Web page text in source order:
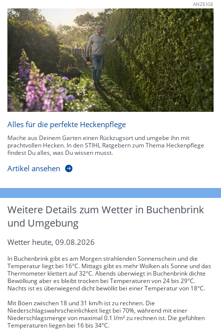
ANZEIGE
Alles für die perfekte Heckenpflege
Mache aus Deinem Garten einen Rückzugsort und umgebe ihn mit
prachtvollen Hecken. In den STIHL Ratgebern zum Thema Heckenpflege
findest Du alles, was Du wissen musst.
Artikel ansehen
Weitere Details zum Wetter in Buchenbrink
und Umgebung
Wetter heute, 09.08.2026
In Buchenbrink gibt es am Morgen strahlenden Sonnenschein und die
Temperatur liegt bei 16°C. Mittags gibt es mehr Wolken als Sonne und das
Thermometer klettert auf 32°C. Abends überwiegt in Buchenbrink dichte
Bewölkung aber es bleibt trocken bei Temperaturen von 24 bis 29°C.
Nachts ist es überwiegend dicht bewölkt bei einer Temperatur von 18°C.
Mit Böen zwischen 18 und 31 km/h ist zu rechnen. Die
Niederschlagswahrscheinlichkeit liegt bei 70%, während mit einer
Niederschlagsmenge von maximal 0.1 l/m² zu rechnen ist. Die gefühlten
Temperaturen liegen bei 16 bis 34°C.